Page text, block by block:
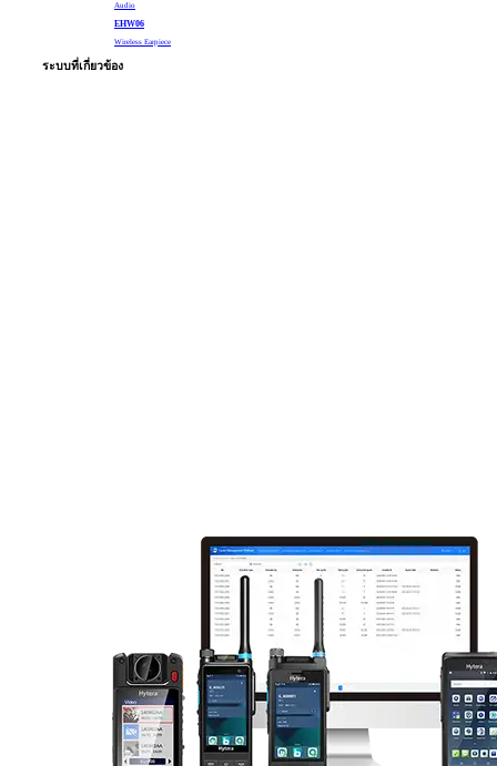
Audio
EHW06
Wireless Earpiece
ระบบที่เกี่ยวข้อง